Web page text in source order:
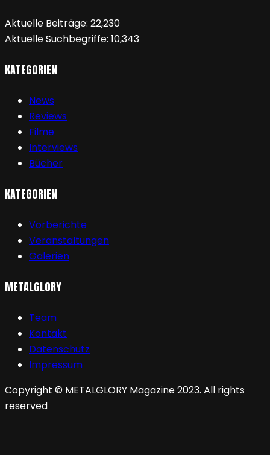
Aktuelle Beiträge: 22,230
Aktuelle Suchbegriffe: 10,343
KATEGORIEN
News
Reviews
Filme
Interviews
Bücher
KATEGORIEN
Vorberichte
Veranstaltungen
Galerien
METALGLORY
Team
Kontakt
Datenschutz
Impressum
Copyright © METALGLORY Magazine 2023. All rights
reserved